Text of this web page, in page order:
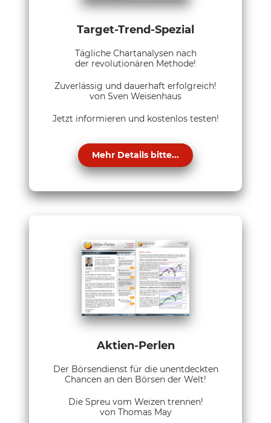
Target-Trend-Spezial
Tägliche Chartanalysen nach
der revolutionären Methode!
Zuverlässig und dauerhaft erfolgreich!
von Sven Weisenhaus
Jetzt informieren und kostenlos testen!
Mehr Details bitte...
Aktien-Perlen
Der Börsendienst für die unentdeckten
Chancen an den Börsen der Welt!
Die Spreu vom Weizen trennen!
von Thomas May